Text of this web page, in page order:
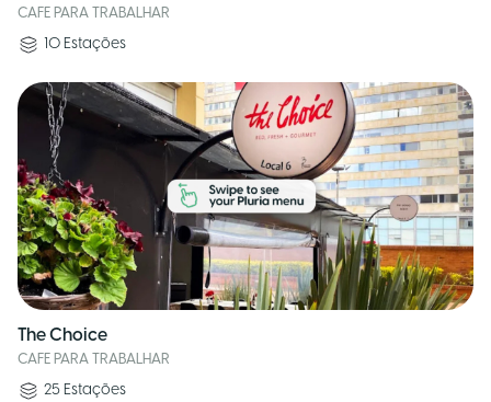
CAFE PARA TRABALHAR
10 Estações
The Choice
CAFE PARA TRABALHAR
25 Estações